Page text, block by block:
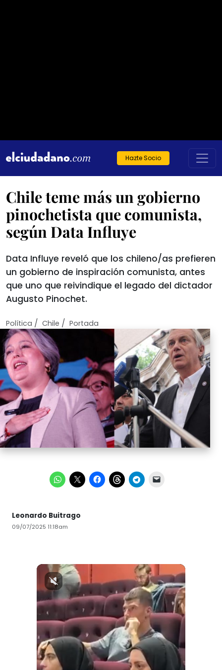
Hazte Socio
Chile teme más un gobierno
pinochetista que comunista,
según Data Influye
Data Influye reveló que los chileno/as prefieren
un gobierno de inspiración comunista, antes
que uno que reivindique el legado del dictador
Augusto Pinochet.
Política / Chile / Portada
Leonardo Buitrago
09/07/2025 11:18am